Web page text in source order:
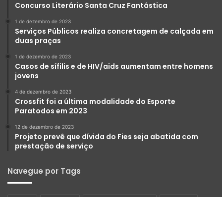
Concurso Literário Santa Cruz Fantástica
1 de dezembro de 2023
Serviços Públicos realiza concretagem de calçada em
duas praças
1 de dezembro de 2023
Casos de sífilis e de HIV/aids aumentam entre homens
jovens
4 de dezembro de 2023
Crossfit foi a última modalidade do Esporte
Paratodos em 2023
12 de dezembro de 2023
Projeto prevê que dívida do Fies seja abatida com
prestação de serviço
Navegue por Tags